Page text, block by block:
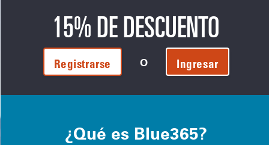
15% DE DESCUENTO
Registrarse O Ingresar
¿Qué es Blue365?